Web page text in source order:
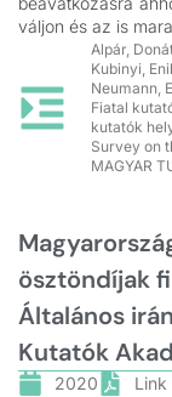
váljon és az is
Alpár,
Kubinyi,
Neumann,
Fiatal
kutatók
Survey on
MAGYAR
ösztöndíjak
Általános
Kutatók
2020
Link